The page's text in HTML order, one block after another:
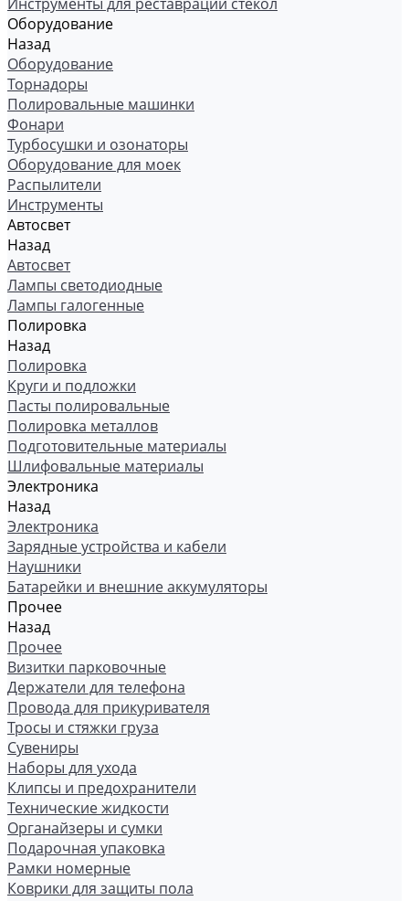
Оборудование
Назад
Оборудование
Торнадоры
Полировальные машинки
Фонари
Турбосушки и озонаторы
Оборудование для моек
Распылители
Инструменты
Автосвет
Назад
Автосвет
Лампы светодиодные
Лампы галогенные
Полировка
Назад
Полировка
Круги и подложки
Пасты полировальные
Полировка металлов
Подготовительные материалы
Шлифовальные материалы
Электроника
Назад
Электроника
Зарядные устройства и кабели
Наушники
Батарейки и внешние аккумуляторы
Прочее
Назад
Прочее
Визитки парковочные
Держатели для телефона
Провода для прикуривателя
Тросы и стяжки груза
Сувениры
Наборы для ухода
Клипсы и предохранители
Технические жидкости
Органайзеры и сумки
Подарочная упаковка
Рамки номерные
Коврики для защиты пола